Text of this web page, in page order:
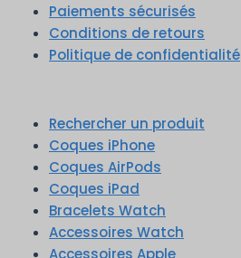
Paiements sécurisés
Conditions de retours
Politique de confidentialité
Rechercher un produit
Coques iPhone
Coques AirPods
Coques iPad
Bracelets Watch
Accessoires Watch
Accessoires Apple